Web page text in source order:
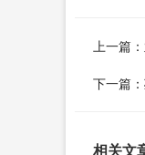
上一篇：
下一篇：
相关文